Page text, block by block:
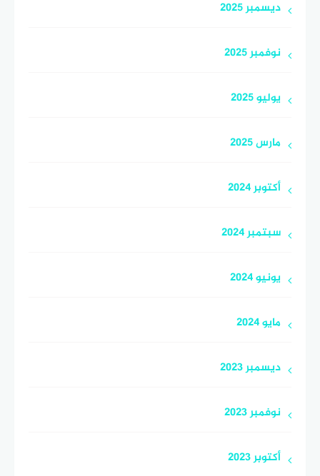
ديسمبر 2025
نوفمبر 2025
يوليو 2025
مارس 2025
أكتوبر 2024
سبتمبر 2024
يونيو 2024
مايو 2024
ديسمبر 2023
نوفمبر 2023
أكتوبر 2023